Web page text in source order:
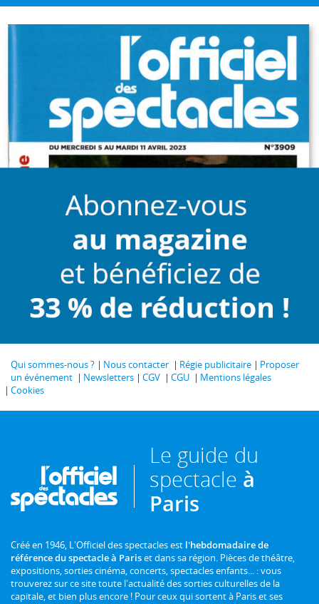
Qui sommes-nous ? Nous contacter Régie publicitaire
Proposer
un événement
Newsletters CGV CGU
Mentions légales
Cookies
Le guide du
spectacle à
Paris
Créé en 1946, L'Officiel des spectacles est l'hebdomadaire de
référence du spectacle à Pariset dans sa région. Pièces de théâtre,
expositions, sorties cinéma, concerts, spectacles enfants... : vous
trouverez sur ce site toute l'actualité des sorties culturelles de la
capitale, et bien plus encore ! Pour ceux qui sortent à Paris et ses